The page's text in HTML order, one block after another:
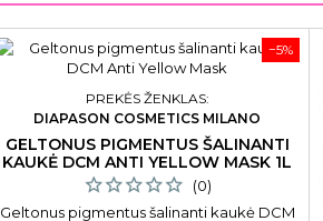
−5%
PREKĖS ŽENKLAS:
DIAPASON COSMETICS MILANO
GELTONUS PIGMENTUS ŠALINANTI
KAUKĖ DCM ANTI YELLOW MASK 1L
(0)
Geltonus pigmentus šalinanti kaukė DCM